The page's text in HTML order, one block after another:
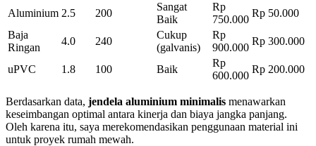
Aluminium 2.5 200
Sangat
Baik
Rp
750.000
Rp 50.000
Baja
Ringan
4.0 240
Cukup
(galvanis)
Rp
900.000
Rp 300.000
uPVC 1.8 100 Baik
Rp
600.000
Rp 200.000
Berdasarkan data, jendela aluminium minimalis menawarkan
keseimbangan optimal antara kinerja dan biaya jangka panjang.
Oleh karena itu, saya merekomendasikan penggunaan material ini
untuk proyek rumah mewah.